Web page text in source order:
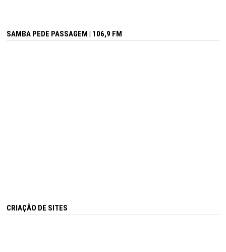
SAMBA PEDE PASSAGEM | 106,9 FM
CRIAÇÃO DE SITES